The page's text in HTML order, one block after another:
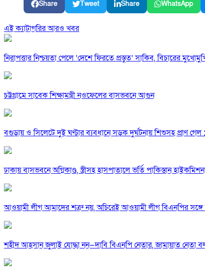
Share Tweet Share WhatsApp
এই ক্যাটাগরির আরও খবর
নিরাপত্তার নিশ্চয়তা পেলে ‘দেশে ফিরতে প্রস্তুত’ সাকিব, বিচারের
চট্টগ্রামে সাবেক শিক্ষামন্ত্রী নওফেলের বাসভবনে আগুন
বগুড়ায় ও সিলেটে দুই ঘণ্টার ব্যবধানে সড়ক দুর্ঘটনায় শিশুসহ প্রাণ
ঢাকায় বাসভবনে অগ্নিকাণ্ড, স্ত্রীসহ হাসপাতালে ভর্তি পাকিস্তান
আওয়ামী লীগ আমাদের শত্রু নয়, অচিরেই আওয়ামী লীগ বিএনপির সঙ্গে
শহীদ আহসান জুলাই যোদ্ধা নন—দাবি বিএনপি নেতার, জামায়াত নেতা